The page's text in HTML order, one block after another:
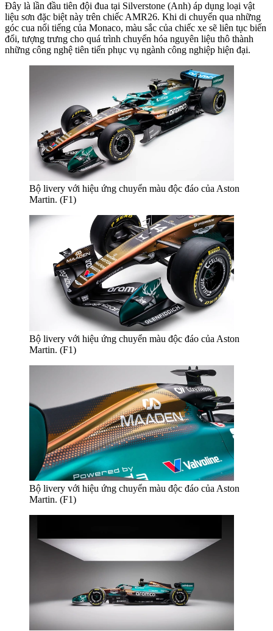
Đây là lần đầu tiên đội đua tại Silverstone (Anh) áp dụng loại vật
liệu sơn đặc biệt này trên chiếc AMR26. Khi di chuyển qua những
góc cua nổi tiếng của Monaco, màu sắc của chiếc xe sẽ liên tục biến
đổi, tượng trưng cho quá trình chuyển hóa nguyên liệu thô thành
những công nghệ tiên tiến phục vụ ngành công nghiệp hiện đại.
Bộ livery với hiệu ứng chuyển màu độc đáo của Aston
Martin. (F1)
Bộ livery với hiệu ứng chuyển màu độc đáo của Aston
Martin. (F1)
Bộ livery với hiệu ứng chuyển màu độc đáo của Aston
Martin. (F1)